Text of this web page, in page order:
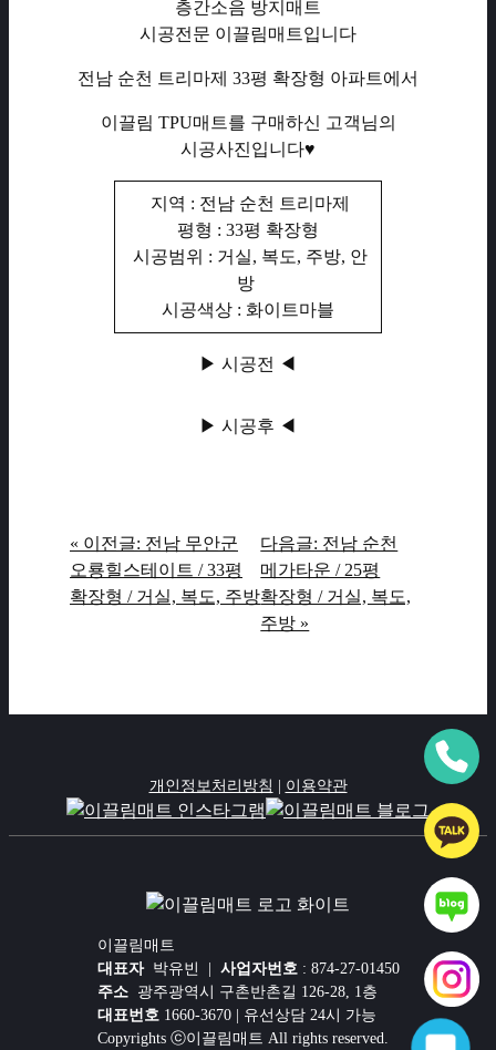
층간소음 방지매트
시공전문 이끌림매트입니다
전남 순천 트리마제 33평 확장형 아파트에서
이끌림 TPU매트를 구매하신 고객님의
시공사진입니다♥
지역 : 전남 순천 트리마제
평형 : 33평 확장형
시공범위 : 거실, 복도, 주방, 안
방
시공색상 : 화이트마블
▶ 시공전 ◀
▶ 시공후 ◀
« 이전글: 전남 무안군
오룡힐스테이트 / 33평
확장형 / 거실, 복도, 주방
다음글: 전남 순천
메가타운 / 25평
확장형 / 거실, 복도,
주방 »
개인정보처리방침 | 이용약관
이끌림매트
대표자박유빈 | 사업자번호 : 874-27-01450
주소광주광역시 구촌반촌길 126-28, 1층
대표번호 1660-3670 | 유선상담 24시 가능
Copyrights ⓒ이끌림매트 All rights reserved.